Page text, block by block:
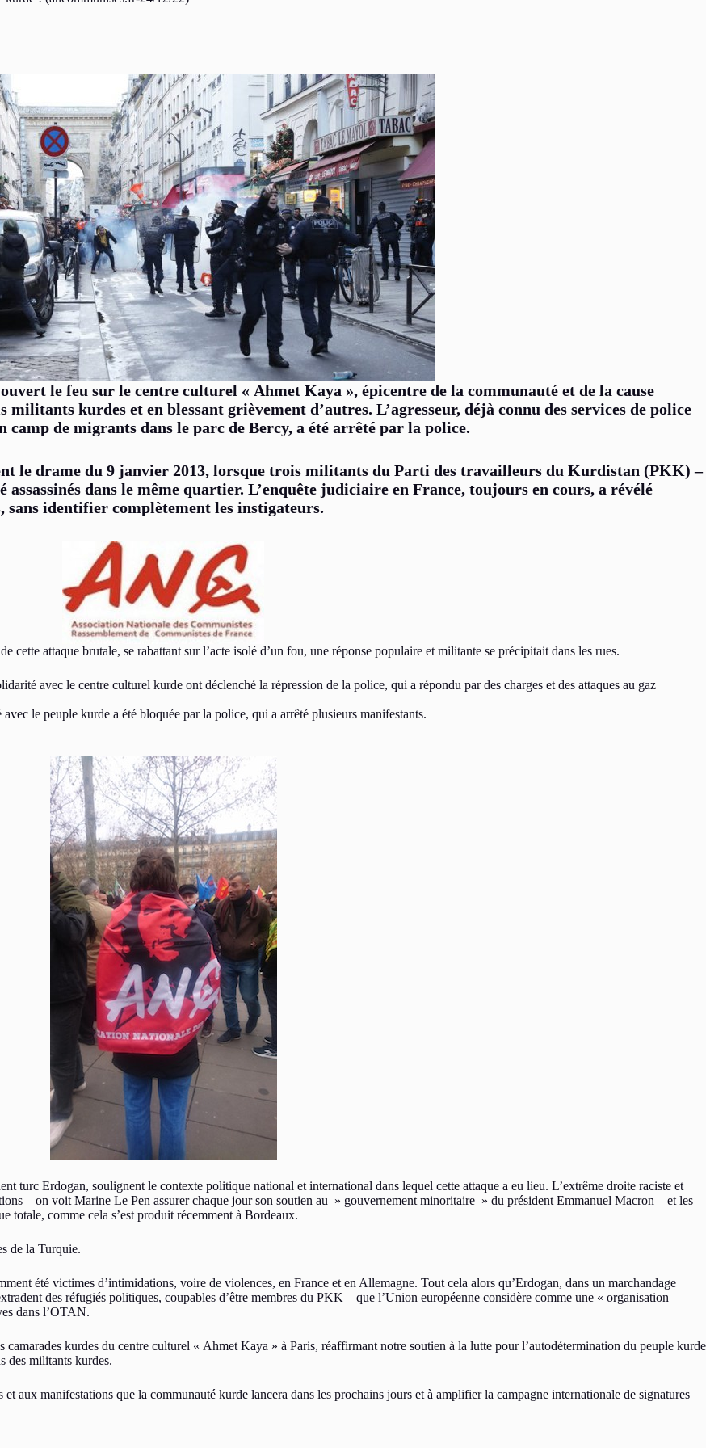
le feu sur le centre culturel « Ahmet Kaya », épicentre de la communauté et de la cause
kurdes et en blessant grièvement d’autres. L’agresseur, déjà connu des services de police
de migrants dans le parc de Bercy, a été arrêté par la police.
le drame du 9 janvier 2013, lorsque trois militants du Parti des travailleurs du Kurdistan (PKK) –
assassinés dans le même quartier. L’enquête judiciaire en France, toujours en cours, a révélé
sans identifier complètement les instigateurs.
attaque brutale, se rabattant sur l’acte isolé d’un fou, une réponse populaire et militante se précipitait dans les rues.
avec le centre culturel kurde ont déclenché la répression de la police, qui a répondu par des charges et des attaques au gaz
le peuple kurde a été bloquée par la police, qui a arrêté plusieurs manifestants.
turc Erdogan, soulignent le contexte politique national et international dans lequel cette attaque a eu lieu. L’extrême droite raciste et
– on voit Marine Le Pen assurer chaque jour son soutien au » gouvernement minoritaire » du président Emmanuel Macron – et les
totale, comme cela s’est produit récemment à Bordeaux.
de la Turquie.
été victimes d’intimidations, voire de violences, en France et en Allemagne. Tout cela alors qu’Erdogan, dans un marchandage
des réfugiés politiques, coupables d’être membres du PKK – que l’Union européenne considère comme une « organisation
dans l’OTAN.
kurdes du centre culturel « Ahmet Kaya » à Paris, réaffirmant notre soutien à la lutte pour l’autodétermination du peuple kurde
des militants kurdes.
aux manifestations que la communauté kurde lancera dans les prochains jours et à amplifier la campagne internationale de signatures